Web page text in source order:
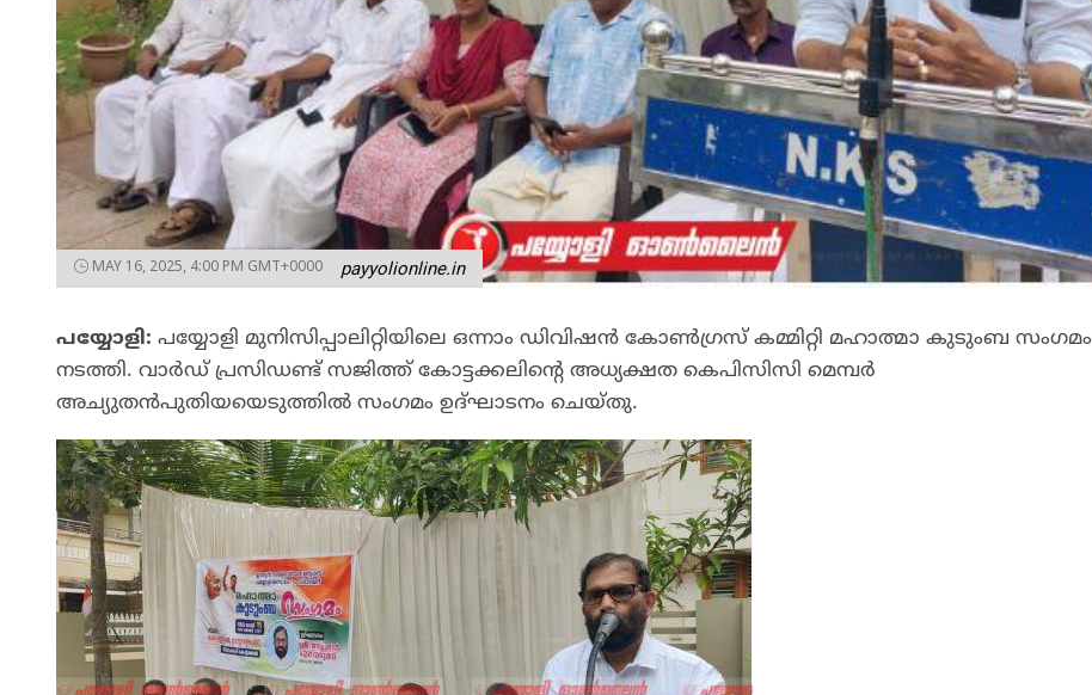
MAY 16, 2025, 4:00 PM GMT+0000 payyolionline.in
പയ്യോളി: പയ്യോളി മുനിസിപ്പാലിറ്റിയിലെ ഒന്നാം ഡിവിഷൻ കോൺഗ്രസ് കമ്മിറ്റി മഹാത്മാ കുടുംബ സംഗമം
നടത്തി. വാർഡ് പ്രസിഡണ്ട് സജിത്ത് കോട്ടക്കലിന്റെ അധ്യക്ഷത കെപിസിസി മെമ്പർ
അച്യുതൻപുതിയയെടുത്തിൽ സംഗമം ഉദ്ഘാടനം ചെയ്തു.